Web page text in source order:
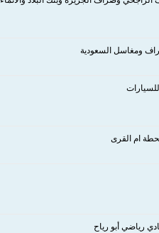
ومغاسل السعودية
ام القرى
رياضي أبو رياح